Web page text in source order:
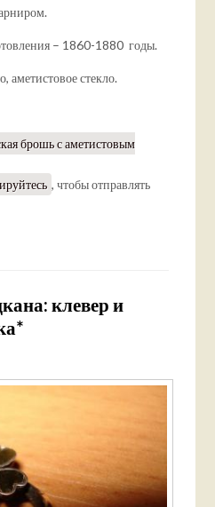
– 1860-1880 годы.
аметистовое стекло.
брошь с аметистовым
, чтобы отправлять
клевер и